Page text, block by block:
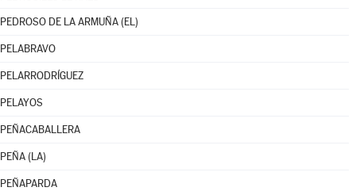
PEDROSO DE LA ARMUÑA (EL)
PELABRAVO
PELARRODRÍGUEZ
PELAYOS
PEÑACABALLERA
PEÑA (LA)
PEÑAPARDA